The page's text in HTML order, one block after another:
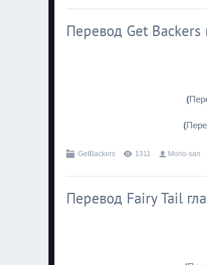
Перевод Get Backers
(
(
GetBackers 1311 Morio-san
Перевод Fairy Tail